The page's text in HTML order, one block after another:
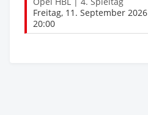
Freitag, 11. September 2026
20:00